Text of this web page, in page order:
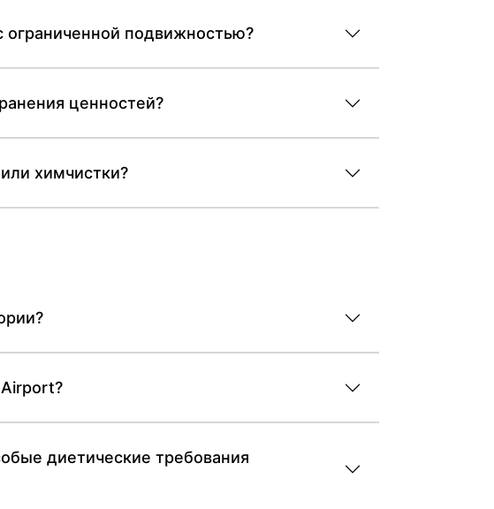
ограниченной подвижностью?
ценностей?
химчистки?
диетические требования